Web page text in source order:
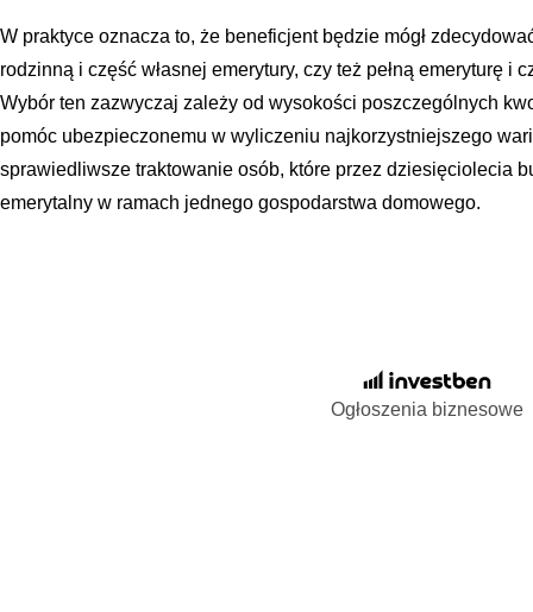
W praktyce oznacza to, że beneficjent będzie mógł
rodzinną i część własnej emerytury, czy też pełną emeryturę i
Wybór ten zazwyczaj zależy od wysokości poszczególnych
pomóc ubezpieczonemu w wyliczeniu najkorzystniejszego
sprawiedliwsze traktowanie osób, które przez dziesięciolecia
emerytalny w ramach jednego gospodarstwa domowego.
Ogłoszenia biznesowe